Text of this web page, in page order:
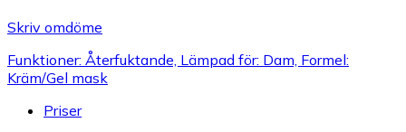
Skriv omdöme
Funktioner: Återfuktande, Lämpad för: Dam, Formel:
Kräm/Gel mask
Priser